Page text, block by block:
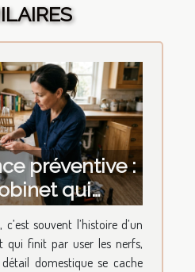
préventive :
qui
l’état du
souvent l’histoire d’un
qui finit par user les nerfs,
domestique se cache